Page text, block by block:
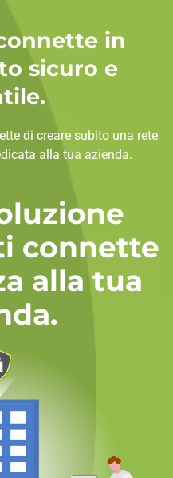
in
sicuro e
di creare subito una rete
alla tua azienda.
connette
alla tua